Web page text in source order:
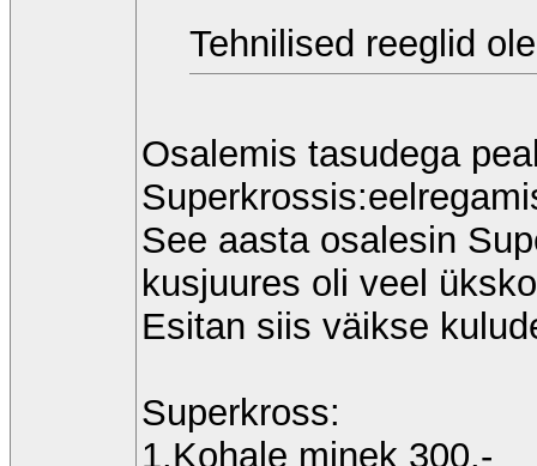
Tehnilised reeglid
Osalemis tasudega
See aasta osalesin
kusjuures oli veel
Esitan siis väikse
Superkross:
1.Kohale minek 300.-